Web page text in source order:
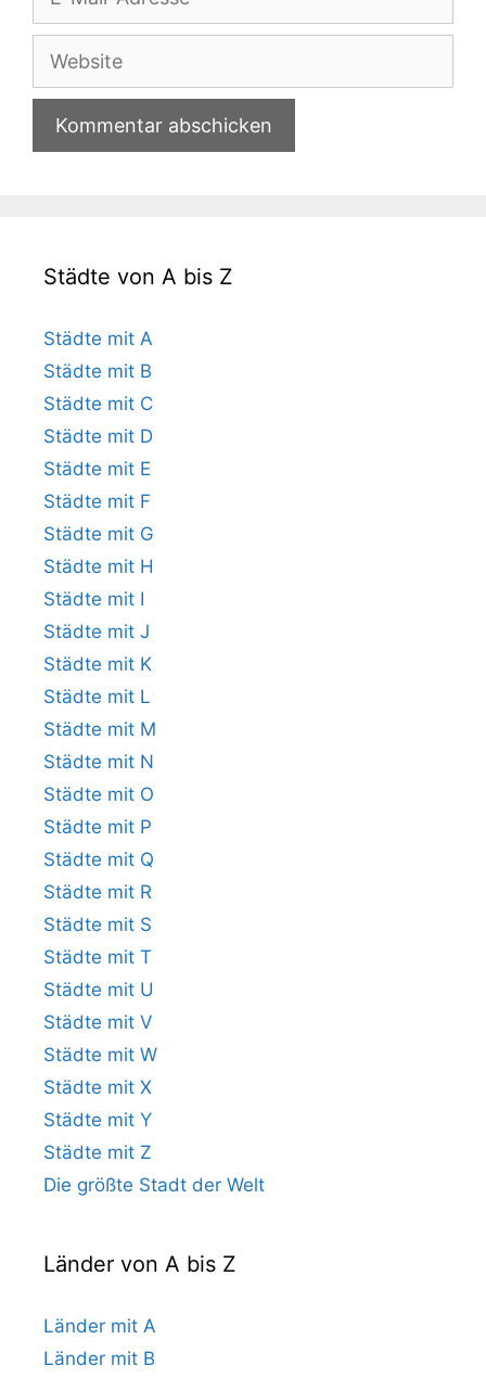
Adresse
Website
Städte von A bis Z
Städte mit A
Städte mit B
Städte mit C
Städte mit D
Städte mit E
Städte mit F
Städte mit G
Städte mit H
Städte mit I
Städte mit J
Städte mit K
Städte mit L
Städte mit M
Städte mit N
Städte mit O
Städte mit P
Städte mit Q
Städte mit R
Städte mit S
Städte mit T
Städte mit U
Städte mit V
Städte mit W
Städte mit X
Städte mit Y
Städte mit Z
Die größte Stadt der Welt
Länder von A bis Z
Länder mit A
Länder mit B